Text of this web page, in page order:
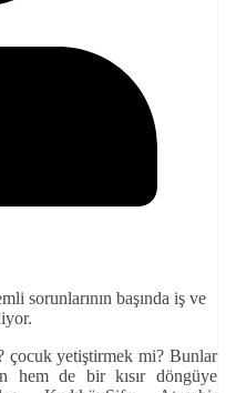
sorunlarının başında iş ve
yetiştirmek mi? Bunlar
hem de bir kısır döngüye